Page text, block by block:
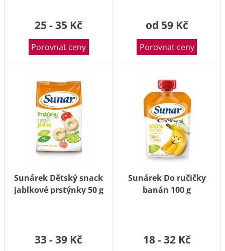
25 - 35 Kč
Porovnat ceny
od 59 Kč
Porovnat ceny
Sunárek Dětský snack
jablkové prstýnky 50 g
33 - 39 Kč
Sunárek Do ručičky
banán 100 g
18 - 32 Kč